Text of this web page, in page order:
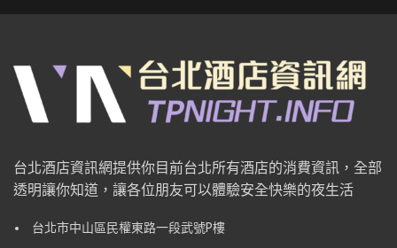
台北酒店資訊網提供你目前台北所有酒店的消費資訊，全部
透明讓你知道，讓各位朋友可以體驗安全快樂的夜生活
台北市中山區民權東路一段武號P樓